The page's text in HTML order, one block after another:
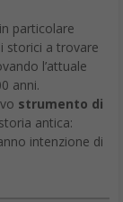
particolare
storici a trovare
l’attuale
anni.
strumento di
antica:
intenzione di